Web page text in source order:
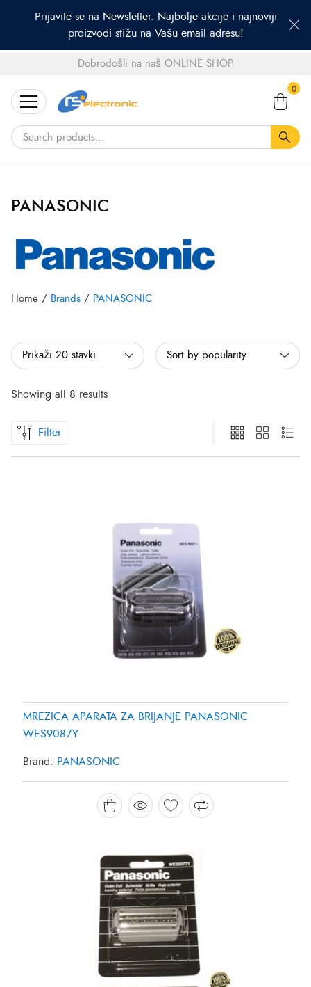
Prijavite se na Newsletter. Najbolje akcije i najnoviji
proizvodi stižu na Vašu email adresu!
Dobrodošli na naš ONLINE SHOP
for:
0
PANASONIC
Home / Brands / PANASONIC
Filter
Showing all 8 results
MREZICA APARATA ZA BRIJANJE PANASONIC
WES9087Y
Brand: PANASONIC